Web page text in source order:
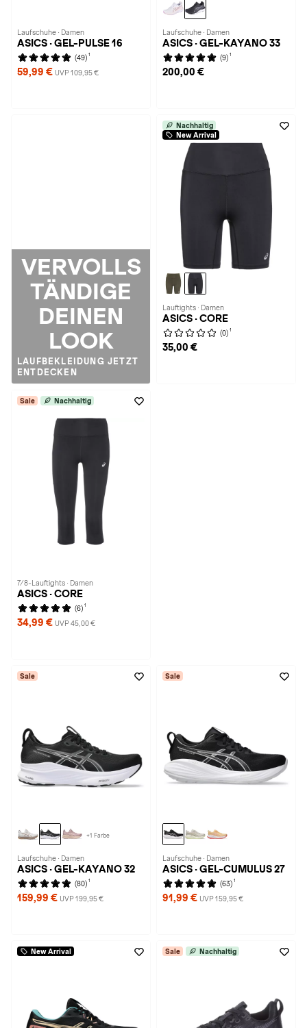
Laufschuhe · Damen
ASICS · GEL-PULSE 16
(49) 1
59,99 € UVP 109,95 €
Laufschuhe · Damen
ASICS · GEL-KAYANO 33
(9) 1
200,00 €
VERVOLLS
TÄNDIGE
DEINEN
LOOK
LAUFBEKLEIDUNG JETZT
ENTDECKEN
Nachhaltig
New Arrival
Lauftights · Damen
ASICS · CORE
(0) 1
35,00 €
Sale Nachhaltig
7/8-Lauftights · Damen
ASICS · CORE
(6) 1
34,99 € UVP 45,00 €
Sale
+1 Farbe
Laufschuhe · Damen
ASICS · GEL-KAYANO 32
(80) 1
159,99 € UVP 199,95 €
Sale
Laufschuhe · Damen
ASICS · GEL-CUMULUS 27
(63) 1
91,99 € UVP 159,95 €
New Arrival Sale Nachhaltig